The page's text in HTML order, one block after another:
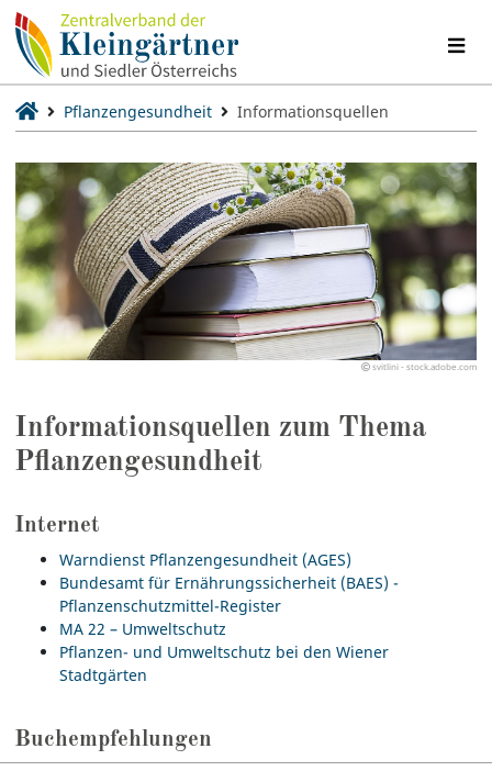
Pflanzengesundheit Informationsquellen
svitlini - stock.adobe.com
Informationsquellen zum Thema
Pflanzengesundheit
Internet
Warndienst Pflanzengesundheit (AGES)
Bundesamt für Ernährungssicherheit (BAES) -
Pflanzenschutzmittel-Register
MA 22 – Umweltschutz
Pflanzen- und Umweltschutz bei den Wiener
Stadtgärten
Buchempfehlungen